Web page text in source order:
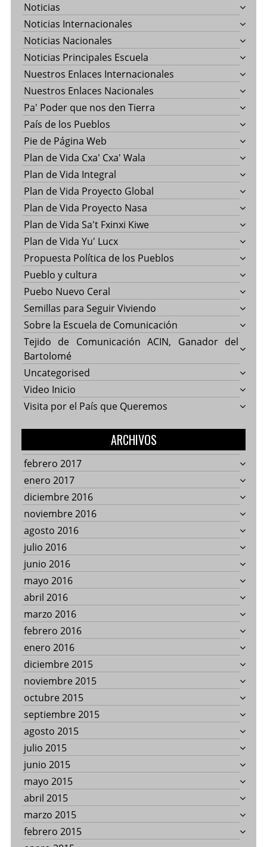
Noticias
Noticias Internacionales
Noticias Nacionales
Noticias Principales Escuela
Nuestros Enlaces Internacionales
Nuestros Enlaces Nacionales
Pa' Poder que nos den Tierra
País de los Pueblos
Pie de Página Web
Plan de Vida Cxa' Cxa' Wala
Plan de Vida Integral
Plan de Vida Proyecto Global
Plan de Vida Proyecto Nasa
Plan de Vida Sa't Fxinxi Kiwe
Plan de Vida Yu' Lucx
Propuesta Política de los Pueblos
Pueblo y cultura
Puebo Nuevo Ceral
Semillas para Seguir Viviendo
Sobre la Escuela de Comunicación
Tejido de Comunicación ACIN, Ganador del
Bartolomé
Uncategorised
Video Inicio
Visita por el País que Queremos
ARCHIVOS
febrero 2017
enero 2017
diciembre 2016
noviembre 2016
agosto 2016
julio 2016
junio 2016
mayo 2016
abril 2016
marzo 2016
febrero 2016
enero 2016
diciembre 2015
noviembre 2015
octubre 2015
septiembre 2015
agosto 2015
julio 2015
junio 2015
mayo 2015
abril 2015
marzo 2015
febrero 2015